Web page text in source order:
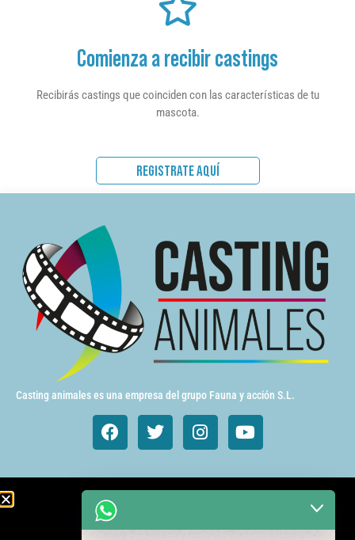
Comienza a recibir castings
Recibirás castings que coinciden con las características de tu
mascota.
REGISTRATE AQUÍ
Casting animales es una empresa del grupo Fauna y acción S.L.
Animales de cine y TV